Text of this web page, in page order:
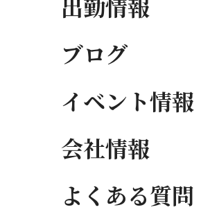
出勤情報
ブログ
イベント情報
会社情報
よくある質問